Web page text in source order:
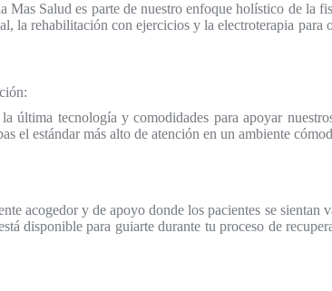
Mas Salud es parte de nuestro enfoque holístico de la
la rehabilitación con ejercicios y la electroterapia para
última tecnología y comodidades para apoyar
el estándar más alto de atención en un ambiente
acogedor y de apoyo donde los pacientes se sientan
disponible para guiarte durante tu proceso de